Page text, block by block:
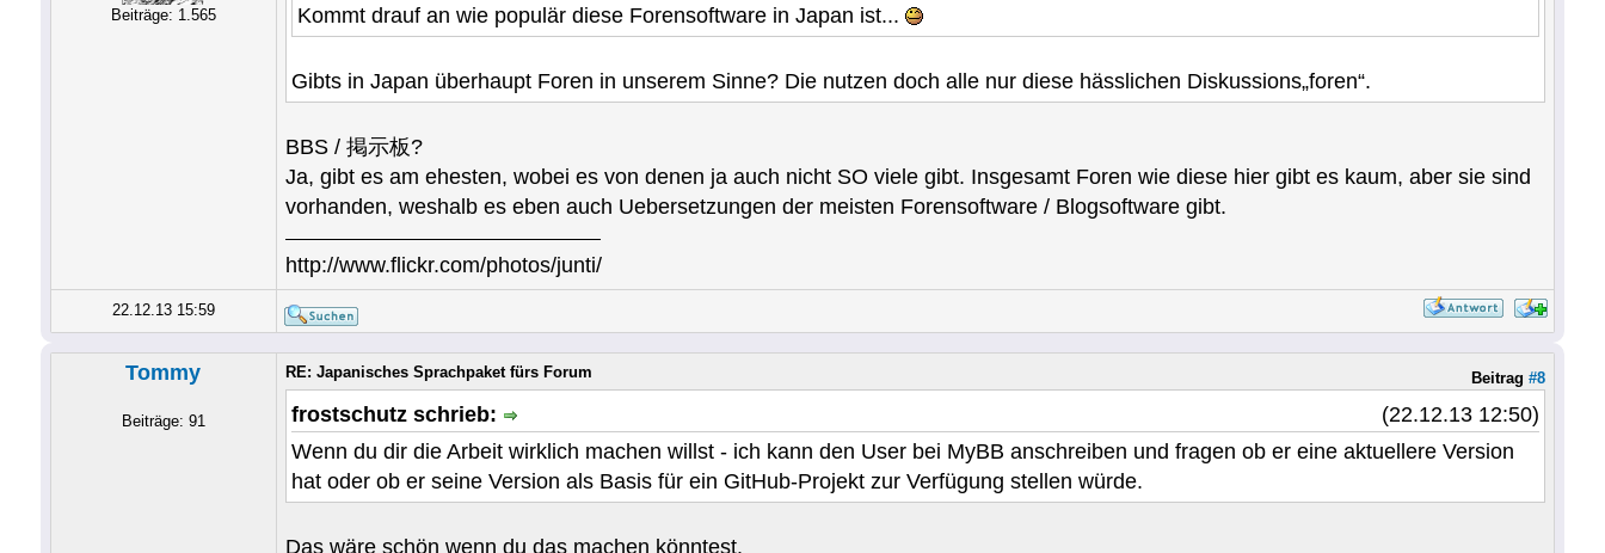
Beiträge: 1.565
Kommt drauf an wie populär diese Forensoftware in Japan ist...
Gibts in Japan überhaupt Foren in unserem Sinne? Die nutzen doch alle nur diese hässlichen Diskussions„foren“.
BBS / 掲示板?
Ja, gibt es am ehesten, wobei es von denen ja auch nicht SO viele gibt. Insgesamt Foren wie diese hier gibt es kaum, aber sie sind
vorhanden, weshalb es eben auch Uebersetzungen der meisten Forensoftware / Blogsoftware gibt.
http://www.flickr.com/photos/junti/
22.12.13 15:59
Tommy
Beiträge: 91
Beitrag #8
RE: Japanisches Sprachpaket fürs Forum
(22.12.13 12:50)
frostschutz schrieb:
Wenn du dir die Arbeit wirklich machen willst - ich kann den User bei MyBB anschreiben und fragen ob er eine aktuellere Version
hat oder ob er seine Version als Basis für ein GitHub-Projekt zur Verfügung stellen würde.
Das wäre schön wenn du das machen könntest.